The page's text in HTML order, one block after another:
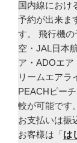
国内線におけ
予約が出来ま
す。 飛行機
空・JAL日本
ア・ADOエア
リームエアラ
PEACHピー
較が可能です。
お支払いは振
お客様は「は